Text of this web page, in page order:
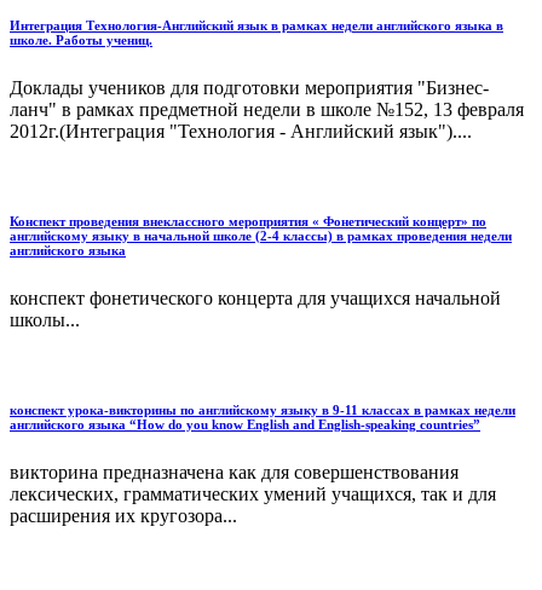
Интеграция Технология-Английский язык в рамках недели английского языка в
школе. Работы учениц.
Доклады учеников для подготовки мероприятия "Бизнес-
ланч" в рамках предметной недели в школе №152, 13 февраля
2012г.(Интеграция "Технология - Английский язык")....
Конспект проведения внеклассного мероприятия « Фонетический концерт» по
английскому языку в начальной школе (2-4 классы) в рамках проведения недели
английского языка
конспект фонетического концерта для учащихся начальной
школы...
конспект урока-викторины по английскому языку в 9-11 классах в рамках недели
английского языка “How do you know English and English-speaking countries”
викторина предназначена как для совершенствования
лексических, грамматических умений учащихся, так и для
расширения их кругозора...